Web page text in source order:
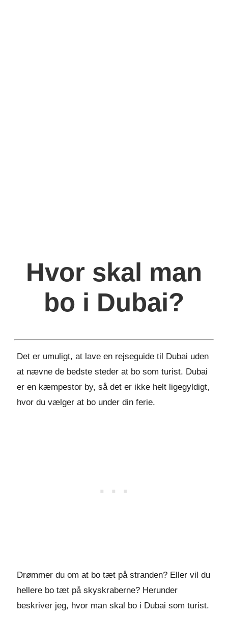
Hvor skal man
bo i Dubai?
Det er umuligt, at lave en rejseguide til Dubai uden
at nævne de bedste steder at bo som turist. Dubai
er en kæmpestor by, så det er ikke helt ligegyldigt,
hvor du vælger at bo under din ferie.
Drømmer du om at bo tæt på stranden? Eller vil du
hellere bo tæt på skyskraberne? Herunder
beskriver jeg, hvor man skal bo i Dubai som turist.